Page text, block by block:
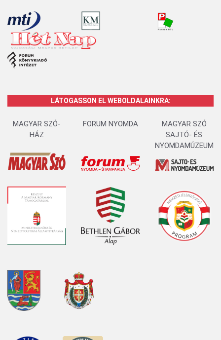
LÁTOGASSON EL WEBOLDALAINKRA:
MAGYAR SZÓ-
HÁZ
FORUM NYOMDA
MAGYAR SZÓ
SAJTÓ- ÉS
NYOMDAMÚZEUM